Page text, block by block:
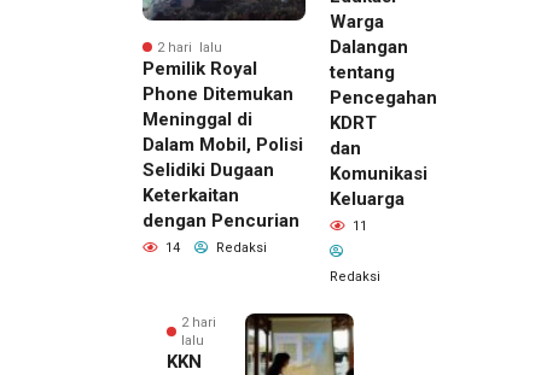
2 hari lalu
Pemilik Royal
Phone Ditemukan
Meninggal di
Dalam Mobil, Polisi
Selidiki Dugaan
Keterkaitan
dengan Pencurian
14 Redaksi
Warga
Dalangan
tentang
Pencegahan
KDRT
dan
Komunikasi
Keluarga
11
Redaksi
2 hari
lalu
KKN